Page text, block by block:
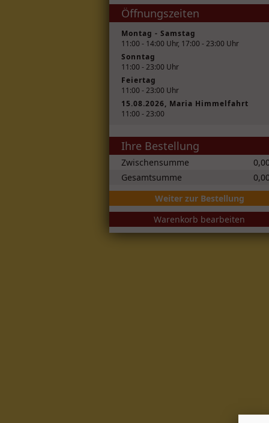
Öffnungszeiten
Montag - Samstag
11:00 - 14:00 Uhr, 17:00 - 23:00 Uhr
Sonntag
11:00 - 23:00 Uhr
Feiertag
11:00 - 23:00 Uhr
15.08.2026, Maria Himmelfahrt
11:00 - 23:00
Ihre Bestellung
Zwischensumme
Gesamtsumme
Weiter zur Bestellung
Warenkorb bearbeiten